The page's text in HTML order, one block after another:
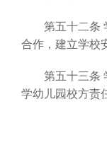
第五十二条 学
合作，建立学校
第五十三条 学
学幼儿园校方责